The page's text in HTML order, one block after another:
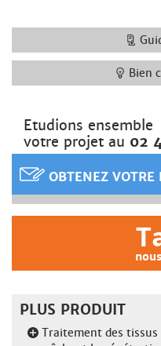
Bien
Etudions ensemble
votre projet au 02
OBTENEZ VOTRE
PLUS PRODUIT
Traitement des